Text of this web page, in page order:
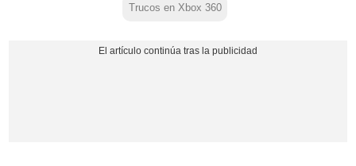
Trucos en Xbox 360